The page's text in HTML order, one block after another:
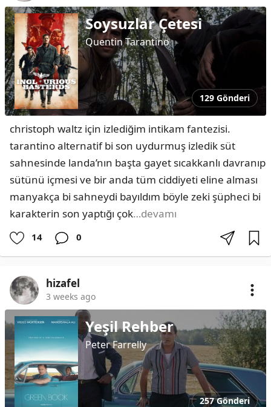
Soysuzlar Çetesi
Quentin Tarantino
129 Gönderi
christoph waltz için izlediğim intikam fantezisi.
tarantino alternatif bi son uydurmuş izledik süt
sahnesinde landa’nın başta gayet sıcakkanlı davranıp
sütünü içmesi ve bir anda tüm ciddiyeti eline alması
manyakça bi sahneydi bayıldım böyle zeki şüpheci bi
karakterin son yaptığı çok…devamı
14 0
hizafel
3 weeks ago
Yeşil Rehber
Peter Farrelly
257 Gönderi